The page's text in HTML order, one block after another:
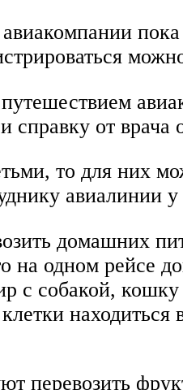
справку от врача
то для них
авиалинии
домашних
на одном рейсе
с собакой,
перевозить